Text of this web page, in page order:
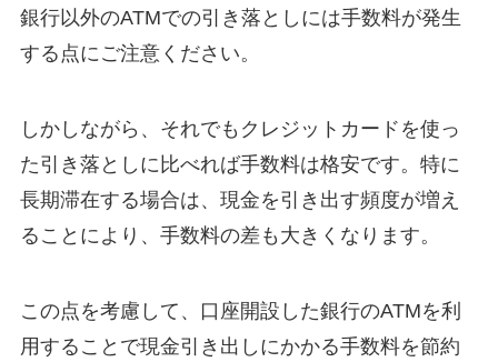
銀行以外のATMでの引き落としには手数料が発生
する点にご注意ください。
しかしながら、それでもクレジットカードを使っ
た引き落としに比べれば手数料は格安です。特に
長期滞在する場合は、現金を引き出す頻度が増え
ることにより、手数料の差も大きくなります。
この点を考慮して、口座開設した銀行のATMを利
用することで現金引き出しにかかる手数料を節約